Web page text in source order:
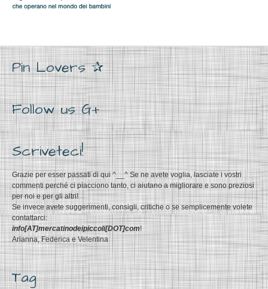
Pin Lovers ✰
Follow us G+
Scriveteci!
Grazie per esser passati di qui ^__^ Se ne avete voglia, lasciate i vostri
commenti perché ci piacciono tanto, ci aiutano a migliorare e sono preziosi
per noi e per gli altri!
Se invece avete suggerimenti, consigli, critiche o se semplicemente volete
contattarci:
info[AT]mercatinodeipiccoli[DOT]com!
Arianna, Federica e Velentina
Tag